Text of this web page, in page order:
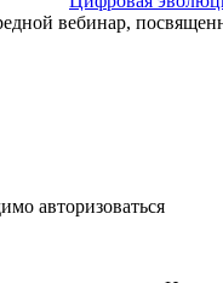
вебинар,
авторизоваться